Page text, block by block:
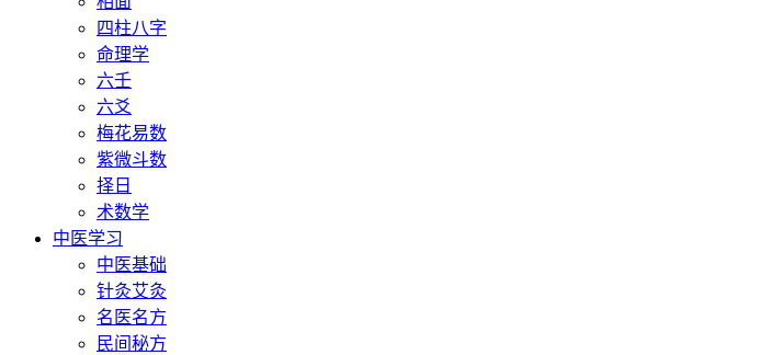
四柱八字
命理学
六壬
六爻
梅花易数
紫微斗数
择日
术数学
中医学习
中医基础
针灸艾灸
名医名方
民间秘方